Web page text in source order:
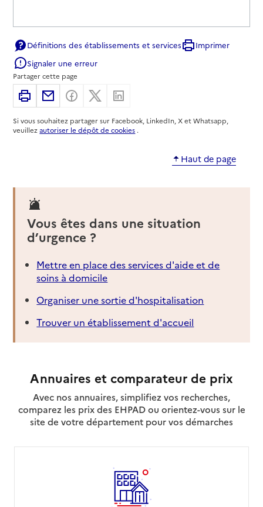
Définitions des établissements et services
Imprimer
Signaler une erreur
Partager cette page
ImprimerPartager par email
Partager sur Facebook
Partager sur X
Si vous souhaitez partager sur Facebook, LinkedIn, X et Whatsapp,
veuillezautoriser le dépôt de cookies .
Haut de page
Vous êtes dans une situation
d’urgence ?
Mettre en place des services d'aide et de
soins à domicile
Organiser une sortie d'hospitalisation
Trouver un établissement d'accueil
Annuaires et comparateur de prix
Avec nos annuaires, simplifiez vos recherches,
comparez les prix des EHPAD ou orientez-vous sur le
site de votre département pour vos démarches